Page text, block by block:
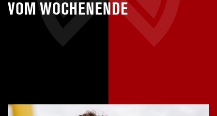
VOM WOCHENENDE